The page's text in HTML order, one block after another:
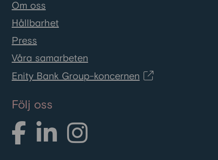
Om oss
Hållbarhet
Press
Våra samarbeten
Enity Bank Group-koncernen
Följ oss